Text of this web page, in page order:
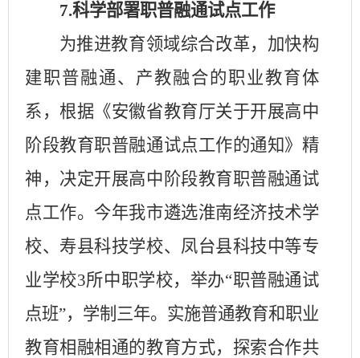
7.科学部署职普融通试点工作
为推进教育领域综合改革，加快构
建职普融通、产教融合的职业教育体
系，根据《安徽省教育厅关于开展高中
阶段教育职普融通试点工作的通知》精
神，决定开展高中阶段教育职普融通试
点工作。今年我市遴选淮南经济技术学
校、寿县科技学校、凤台县科技中等专
业学校3所中职学校，举办“职普融通试
点班”，学制三年。实施普通教育和职业
教育相融相通的教育方式，探索合作共